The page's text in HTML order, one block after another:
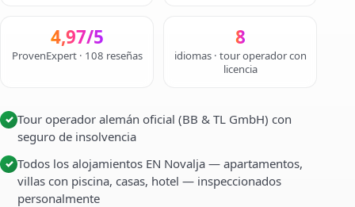
4,97/5
ProvenExpert · 108 reseñas
8
idiomas · tour operador con
licencia
✓ Tour operador alemán oficial (BB & TL GmbH) con
seguro de insolvencia
✓ Todos los alojamientos EN Novalja — apartamentos,
villas con piscina, casas, hotel — inspeccionados
personalmente